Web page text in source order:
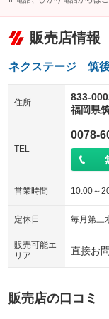
販売店情報
ネクステージ 筑
住所
833-
福岡県
TEL
0078-
営業時間 10:00～
定休日 毎月第三
販売可能エ
リア
直接お
販売店の口コミ